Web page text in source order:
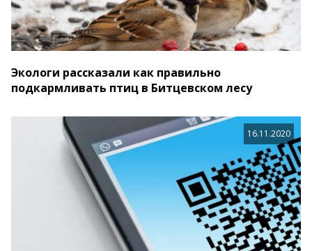
Экологи рассказали как правильно
подкармливать птиц в Битцевском лесу
16.11.2020